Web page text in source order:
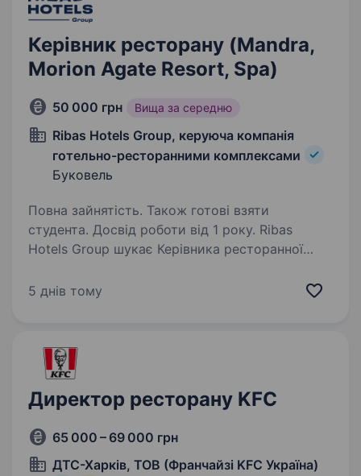
Керівник ресторану (Mandra,
Morion Agate Resort, Spa)
50 000 грн Вища за середню
Ribas Hotels Group, керуюча компанія
готельно-ресторанними комплексами
Буковель
Повна зайнятість. Також готові взяти
студента. Досвід роботи від 1 року. Ribas
Hotels Group шукає Керівника ресторанної
та контроль роботи у двох заміських
Франківська…
5 днів тому
Директор ресторану KFC
65 000 – 69 000 грн
ДТС-Харків, ТОВ (Франчайзі KFC Україна)